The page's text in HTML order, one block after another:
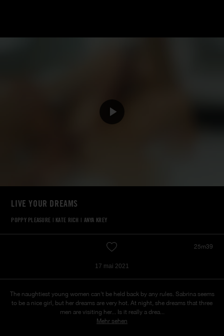
LIVE YOUR DREAMS
POPPY PLEASURE | KATE RICH | ANYA KREY
25m39
17 mai 2021
The naughtiest young women can't be held back by any rules. Sabrina seems
to be a nice girl, but her dreams are very hot. At night, she dreams that three
men are visiting her... Is it really a drea...
Mehr sehen